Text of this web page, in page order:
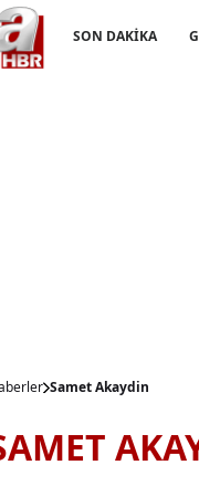
SON DAKİKA
Samet Akaydin